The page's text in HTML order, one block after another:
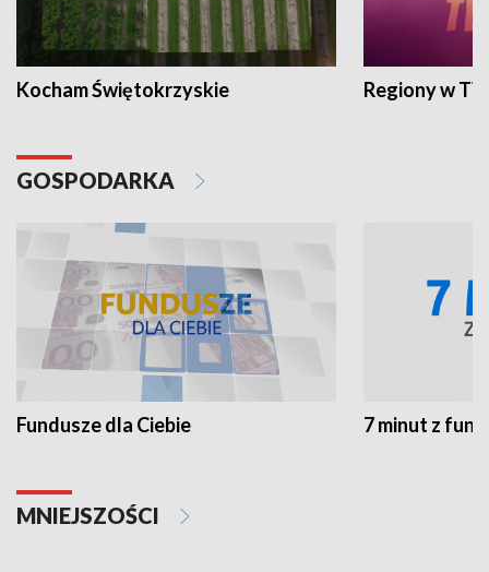
Kocham Świętokrzyskie Regiony w
GOSPODARKA
Fundusze dla Ciebie 7 minut z
MNIEJSZOŚCI